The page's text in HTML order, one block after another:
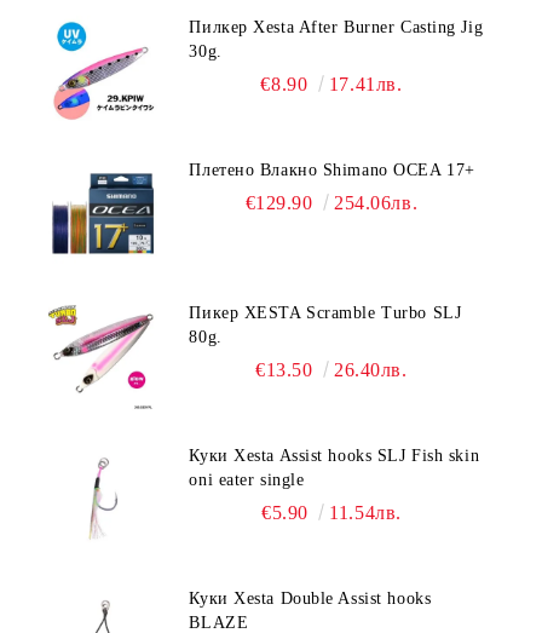
Пилкер Xesta After Burner Casting Jig
30g.
€8.90 17.41лв.
Плетено Влакно Shimano OCEA 17+
€129.90 254.06лв.
Пикер XESTA Scramble Turbo SLJ
80g.
€13.50 26.40лв.
Куки Xesta Assist hooks SLJ Fish skin
oni eater single
€5.90 11.54лв.
Куки Xesta Double Assist hooks
BLAZE